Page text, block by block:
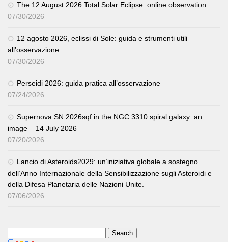
The 12 August 2026 Total Solar Eclipse: online observation.
07/30/2026
12 agosto 2026, eclissi di Sole: guida e strumenti utili
all’osservazione
07/30/2026
Perseidi 2026: guida pratica all’osservazione
07/24/2026
Supernova SN 2026sqf in the NGC 3310 spiral galaxy: an
image – 14 July 2026
07/20/2026
Lancio di Asteroids2029: un’iniziativa globale a sostegno
dell’Anno Internazionale della Sensibilizzazione sugli Asteroidi e
della Difesa Planetaria delle Nazioni Unite.
07/06/2026